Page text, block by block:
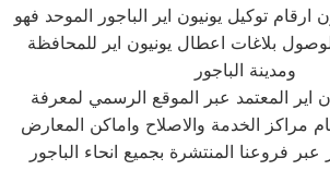
توكيل يونيون اير الباجور الموحد فهو
بلاغات اعطال يونيون اير للمحافظة
ومدينة الباجور
اير المعتمد عبر الموقع الرسمي لمعرفة
مراكز الخدمة والاصلاح واماكن المعارض
عبر فروعنا المنتشرة بجميع انحاء الباجور